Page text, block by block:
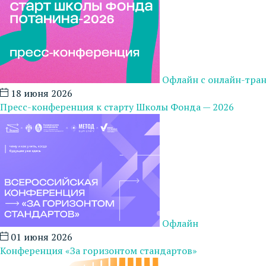
Офлайн с онлайн-
18 июня 2026
Пресс-конференция к старту Школы Фонда — 2026
Офлайн
01 июня 2026
Конференция «За горизонтом стандартов»